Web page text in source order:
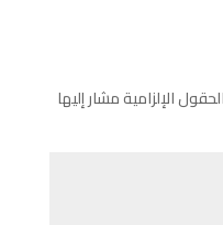
الحقول الإلزامية مشار إليها